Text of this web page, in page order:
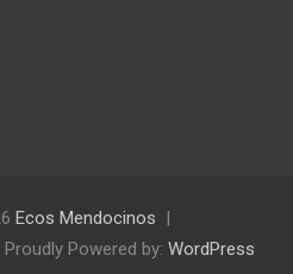
Ecos Mendocinos
Proudly Powered by: WordPress